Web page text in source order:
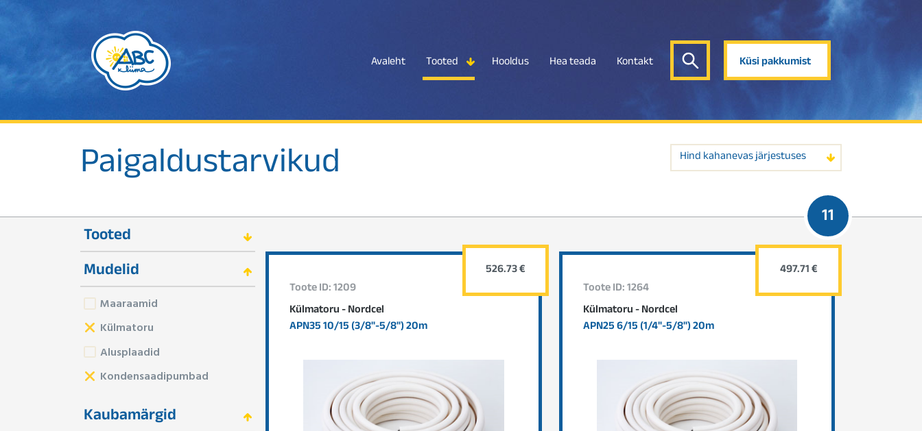
Avaleht Tooted Hooldus Hea teada Kontakt Küsi pakkumist
Paigaldustarvikud Hind kahanevas järjestuses
Tooted
Mudelid
Maaraamid
Külmatoru
Alusplaadid
Kondensaadipumbad
Kaubamärgid
11
Toote ID: 1209
Külmatoru - Nordcel
APN35 10/15 (3/8"-5/8") 20m
526.73 €
Toote ID: 1264
Külmatoru - Nordcel
APN25 6/15 (1/4"-5/8") 20m
497.71 €